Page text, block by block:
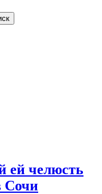
ей челюсть
Сочи